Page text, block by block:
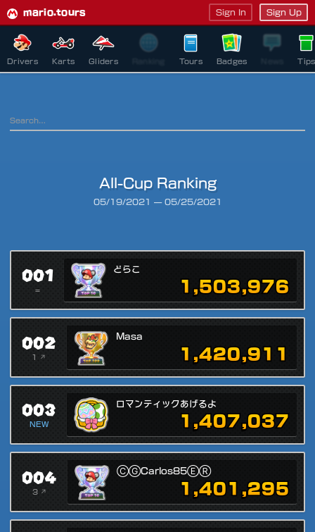
mario.tours Sign In Sign Up
Drivers Karts Gliders Tours Badges Tips
All-Cup Ranking
05/19/2021 — 05/25/2021
001
=
どらこ
1,503,976
002
1 ↗
Masa
1,420,911
003
NEW
ロマンティックあげるよ
1,407,037
004
3 ↗
ⒸⒼCarlos85ⒺⓇ
1,401,295